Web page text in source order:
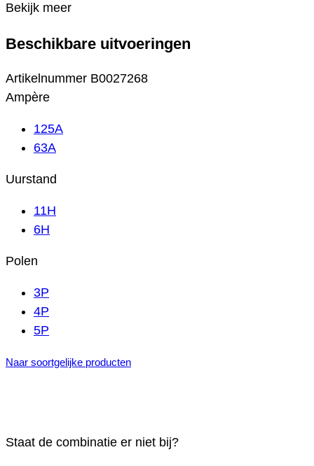
Bekijk meer
Beschikbare uitvoeringen
Artikelnummer B0027268
Ampère
125A
63A
Uurstand
11H
6H
Polen
3P
4P
5P
Naar soortgelijke producten
Staat de combinatie er niet bij?